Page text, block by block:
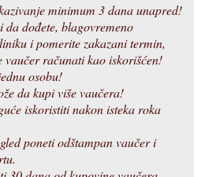
minimum 3 dana unapred!
da dođete, blagovremeno
i pomerite zakazani termin,
vaučer računati kao iskorišćen!
osobu!
da kupi više vaučera!
iskoristiti nakon isteka roka
poneti odštampan vaučer i